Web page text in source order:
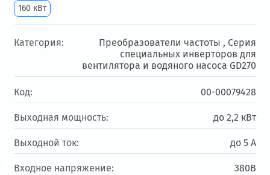
160 кВт
Категория: Преобразователи частоты , Серия
специальных инверторов для
вентилятора и водяного насоса GD270
Код: 00-00079428
Выходная мощность: до 2,2 кВт
Выходной ток: до 5 А
Входное напряжение: 380В